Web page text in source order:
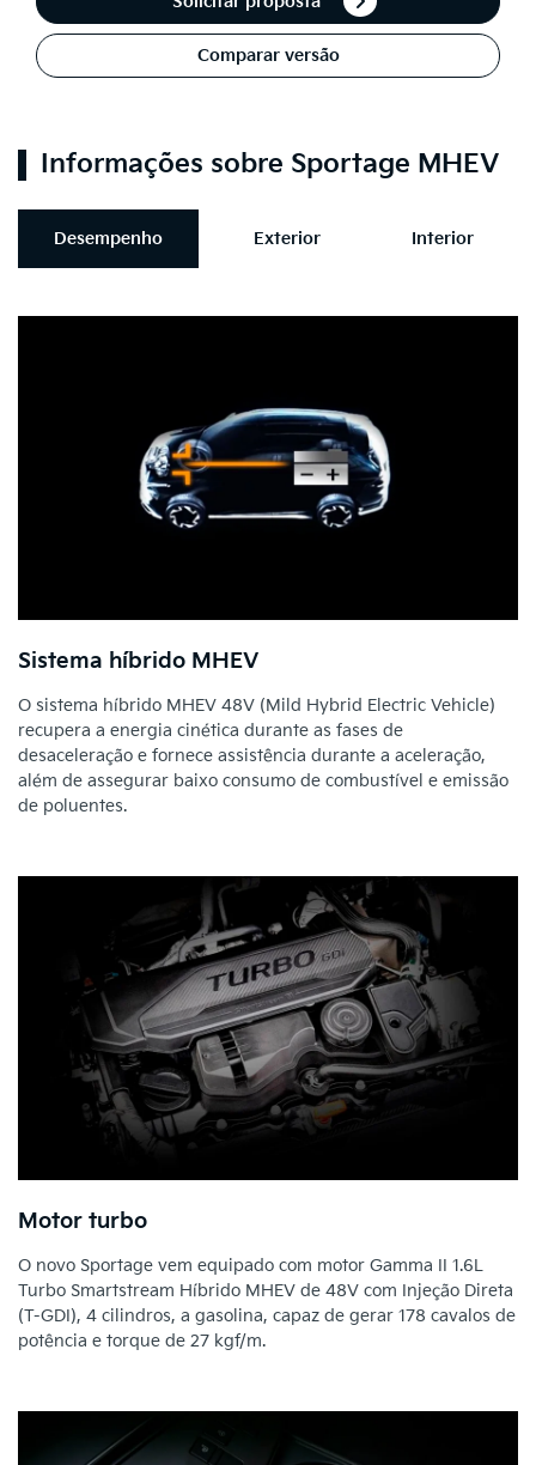
Comparar versão
Informações sobre Sportage MHEV
Desempenho Exterior Interior
Sistema híbrido MHEV
O sistema híbrido MHEV 48V (Mild Hybrid Electric Vehicle)
recupera a energia cinética durante as fases de
desaceleração e fornece assistência durante a aceleração,
além de assegurar baixo consumo de combustível e emissão
de poluentes.
Motor turbo
O novo Sportage vem equipado com motor Gamma II 1.6L
Turbo Smartstream Híbrido MHEV de 48V com Injeção Direta
(T-GDI), 4 cilindros, a gasolina, capaz de gerar 178 cavalos de
potência e torque de 27 kgf/m.